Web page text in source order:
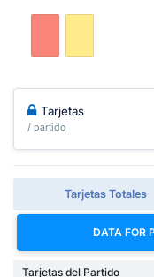
Tarjetas
/ partido
Tarjetas Totales
DATA FOR
Tarjetas del Partido